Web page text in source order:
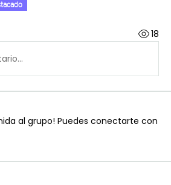
18
al grupo! Puedes conectarte con